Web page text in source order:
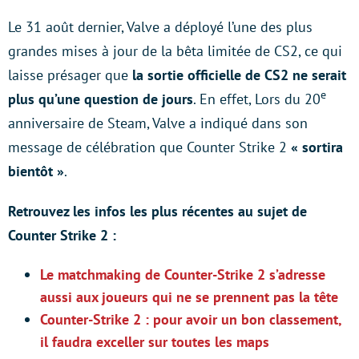
Le 31 août dernier, Valve a déployé l’une des plus
grandes mises à jour de la bêta limitée de CS2, ce qui
laisse présager que la sortie officielle de CS2 ne serait
plus qu’une question de jours. En effet, Lors du 20e
anniversaire de Steam, Valve a indiqué dans son
message de célébration que Counter Strike 2 « sortira
bientôt ».
Retrouvez les infos les plus récentes au sujet de
Counter Strike 2 :
Le matchmaking de Counter-Strike 2 s’adresse
aussi aux joueurs qui ne se prennent pas la tête
Counter-Strike 2 : pour avoir un bon classement,
il faudra exceller sur toutes les maps